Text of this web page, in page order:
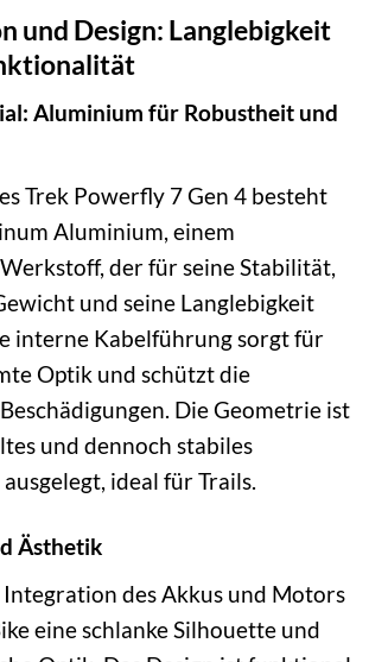
und Design: Langlebigkeit
Aluminium für Robustheit und
Trek Powerfly 7 Gen 4 besteht
Aluminium, einem
der für seine Stabilität,
und seine Langlebigkeit
interne Kabelführung sorgt für
Optik und schützt die
Die Geometrie ist
und dennoch stabiles
ideal für Trails.
Ästhetik
Integration des Akkus und Motors
eine schlanke Silhouette und